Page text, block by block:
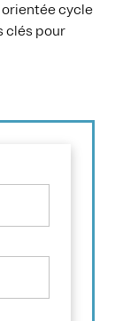
cycle
clés pour